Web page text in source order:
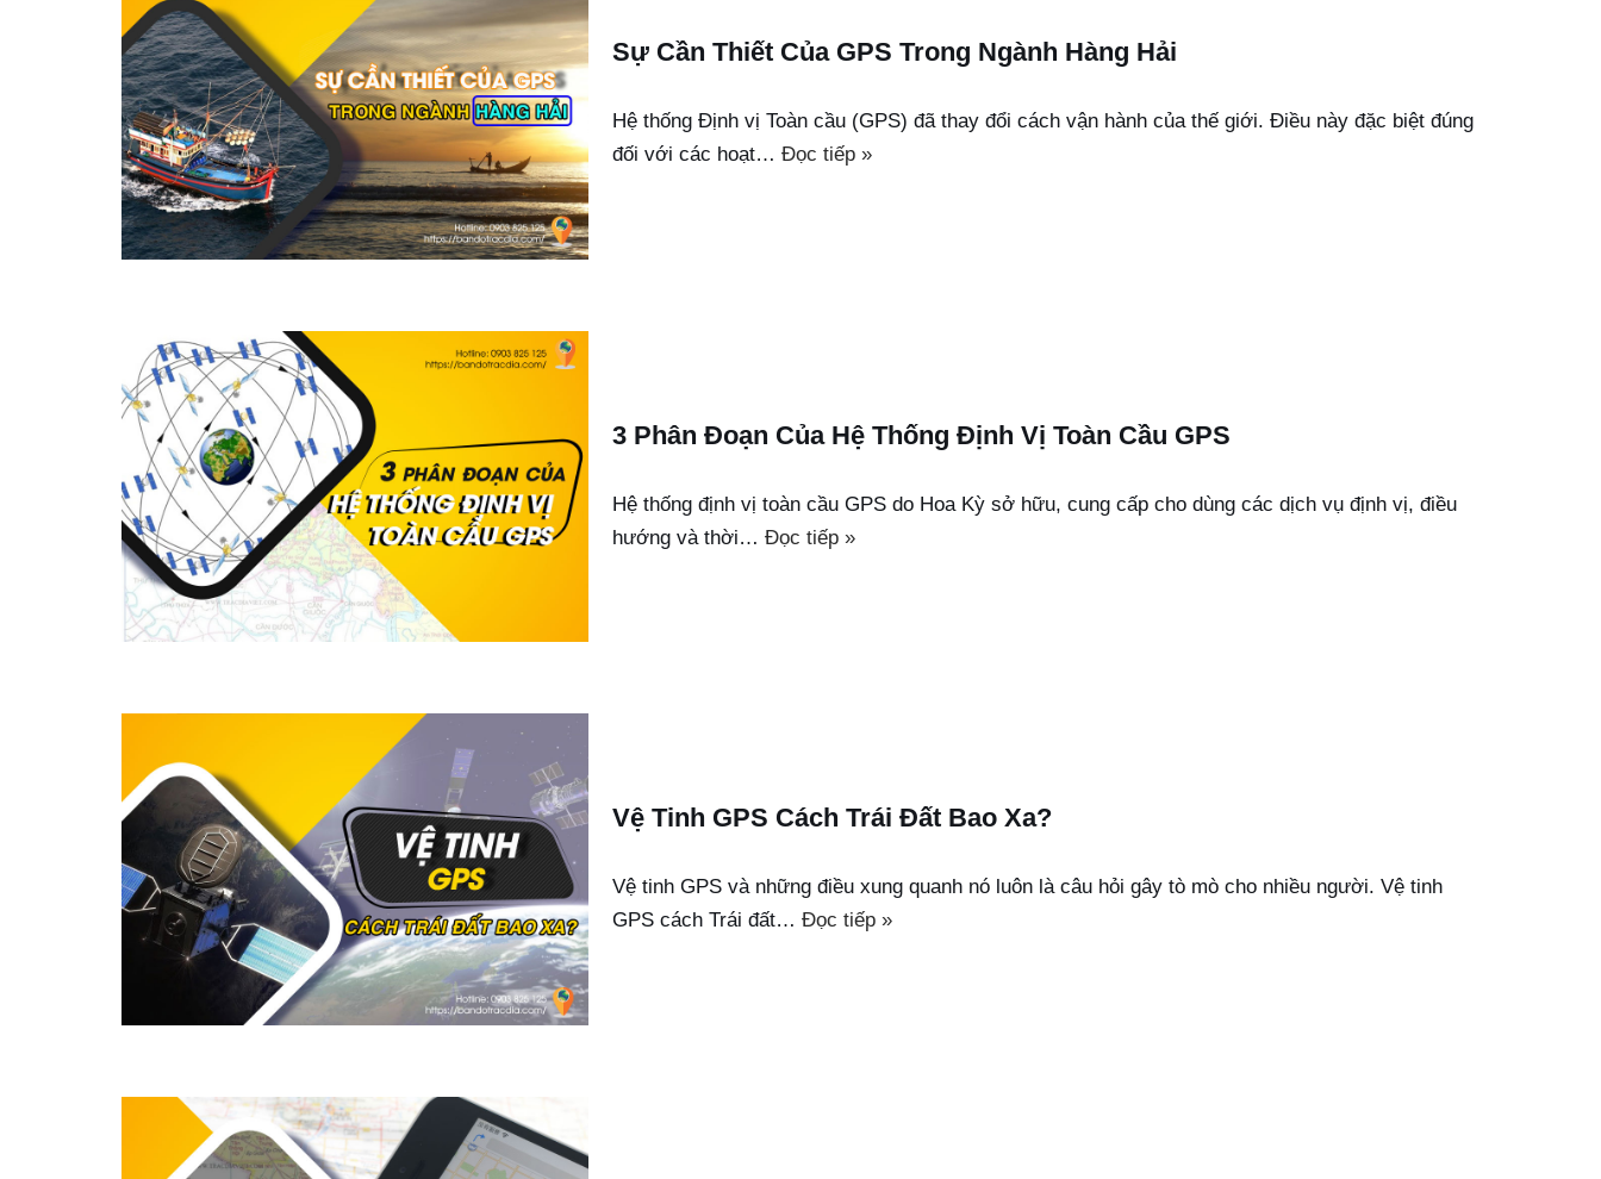
Sự Cần Thiết Của GPS Trong Ngành Hàng Hải
Hệ thống Định vị Toàn cầu (GPS) đã thay đổi cách vận hành của thế giới. Điều này đặc biệt đúng
đối với các hoạt… Đọc tiếp »
3 Phân Đoạn Của Hệ Thống Định Vị Toàn Cầu GPS
Hệ thống định vị toàn cầu GPS do Hoa Kỳ sở hữu, cung cấp cho dùng các dịch vụ định vị, điều
hướng và thời… Đọc tiếp »
Vệ Tinh GPS Cách Trái Đất Bao Xa?
Vệ tinh GPS và những điều xung quanh nó luôn là câu hỏi gây tò mò cho nhiều người. Vệ tinh
GPS cách Trái đất… Đọc tiếp »